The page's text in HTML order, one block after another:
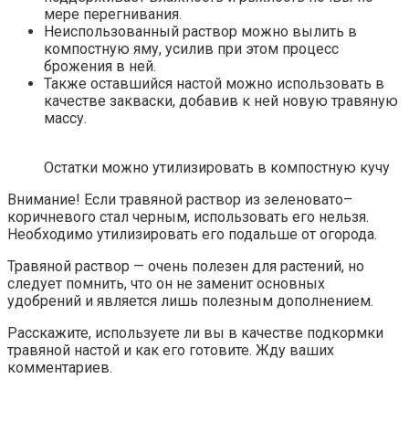
мере перегнивания.
Неиспользованный раствор можно вылить в
компостную яму, усилив при этом процесс
брожения в ней.
Также оставшийся настой можно использовать в
качестве закваски, добавив к ней новую травяную
массу.
Остатки можно утилизировать в компостную кучу
Внимание! Если травяной раствор из зеленовато–
коричневого стал черным, использовать его нельзя.
Необходимо утилизировать его подальше от огорода.
Травяной раствор — очень полезен для растений, но
следует помнить, что он не заменит основных
удобрений и является лишь полезным дополнением.
Расскажите, используете ли вы в качестве подкормки
травяной настой и как его готовите. Жду ваших
комментариев.